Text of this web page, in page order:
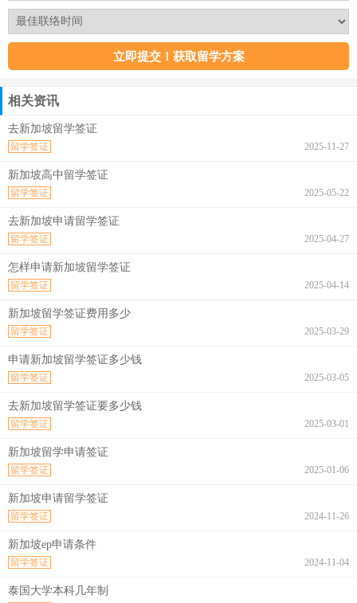
相关资讯
去新加坡留学签证
2025-11-27
留学签证
新加坡高中留学签证
2025-05-22
留学签证
去新加坡申请留学签证
2025-04-27
留学签证
怎样申请新加坡留学签证
2025-04-14
留学签证
新加坡留学签证费用多少
2025-03-29
留学签证
申请新加坡留学签证多少钱
2025-03-05
留学签证
去新加坡留学签证要多少钱
2025-03-01
留学签证
新加坡留学申请签证
2025-01-06
留学签证
新加坡申请留学签证
2024-11-26
留学签证
新加坡ep申请条件
2024-11-04
留学签证
泰国大学本科几年制